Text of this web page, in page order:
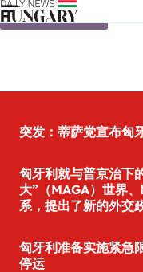
Skip to content
突发：蒂萨党宣布匈
匈牙利就与普京治下
大”（MAGA）世界
系，提出了新的外交
匈牙利准备实施紧急
停运